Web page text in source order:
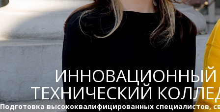
ИННОВАЦИОННЫЙ
ТЕХНИЧЕСКИЙ
Подготовка высококвалифицированных специалистов,